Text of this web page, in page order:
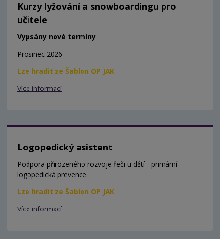
Kurzy lyžování a snowboardingu pro
učitele
Vypsány nové termíny
Prosinec 2026
Lze hradit ze Šablon OP JAK
Více informací
Logopedický asistent
Podpora přirozeného rozvoje řeči u dětí - primární
logopedická prevence
Lze hradit ze Šablon OP JAK
Více informací